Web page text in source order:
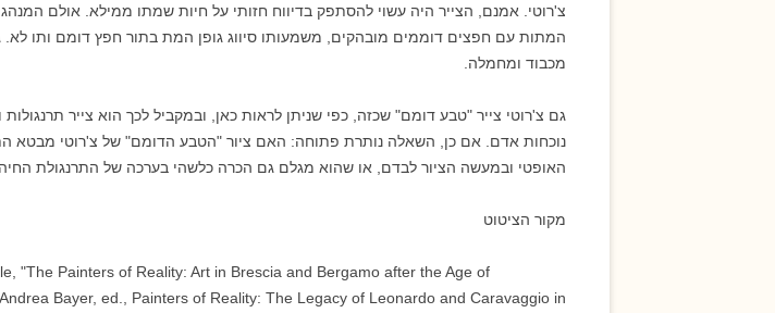
צ'רוטי. אמנם, הצייר היה עשוי להסתפק בדיווח חזותי על חיות שמתו ממילא. אולם
המתות עם חפצים דוממים מובהקים, משמעותו סיווג גופן המת בתור חפץ דומם ותו לא.
מכבוד ומחמלה.
גם צ'רוטי צייר "טבע דומם" שכזה, כפי שניתן לראות כאן, ובמקביל לכך הוא צייר תרנגולות
נוכחות אדם. אם כן, השאלה נותרת פתוחה: האם ציור "הטבע הדומם" של צ'רוטי מבטא
האופטי ובמעשה הציור לבדם, או שהוא מגלם גם הכרה כלשהי בערכה של התרנגולת
מקור הציטוט
"The Painters of Reality: Art in Brescia and Bergamo after the Age of
Bayer, ed., Painters of Reality: The Legacy of Leonardo and Caravaggio in